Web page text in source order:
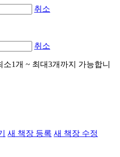
취소
취소
1개 ~ 최대3개까지 가능합니
새 책장 등록 새 책장 수정